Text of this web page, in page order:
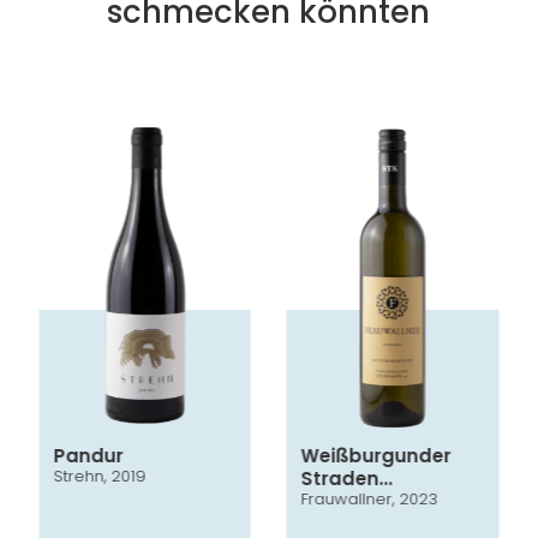
schmecken könnten
Pandur
Strehn, 2019
Weißburgunder
Straden
Vulkanland
Frauwallner, 2023